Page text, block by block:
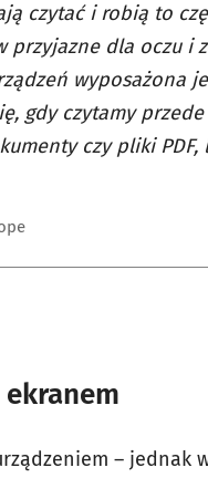
czytać i robią to
przyjazne dla oczu i
wyposażona
gdy czytamy
czy pliki
ekranem
– jednak